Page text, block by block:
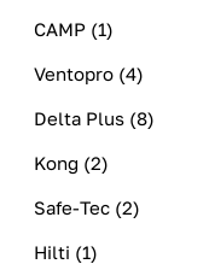
CAMP (1)
Ventopro (4)
Delta Plus (8)
Kong (2)
Safe-Tec (2)
Hilti (1)